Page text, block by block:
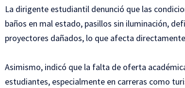
La dirigente estudiantil denunció que las
baños en mal estado, pasillos sin iluminación,
proyectores dañados, lo que afecta
Asimismo, indicó que la falta de oferta
estudiantes, especialmente en carreras como